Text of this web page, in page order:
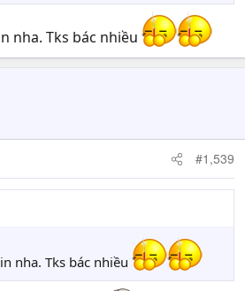
nha. Tks bác nhiều
#1,539
nha. Tks bác nhiều